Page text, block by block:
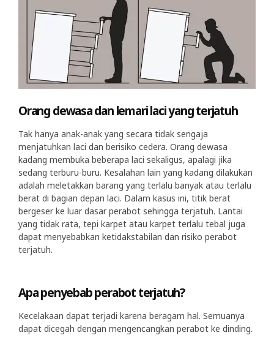
Orang dewasa dan lemari laci yang terjatuh
Tak hanya anak-anak yang secara tidak sengaja
menjatuhkan laci dan berisiko cedera. Orang dewasa
kadang membuka beberapa laci sekaligus, apalagi jika
sedang terburu-buru. Kesalahan lain yang kadang dilakukan
adalah meletakkan barang yang terlalu banyak atau terlalu
berat di bagian depan laci. Dalam kasus ini, titik berat
bergeser ke luar dasar perabot sehingga terjatuh. Lantai
yang tidak rata, tepi karpet atau karpet terlalu tebal juga
dapat menyebabkan ketidakstabilan dan risiko perabot
terjatuh.
Apa penyebab perabot terjatuh?
Kecelakaan dapat terjadi karena beragam hal. Semuanya
dapat dicegah dengan mengencangkan perabot ke dinding.